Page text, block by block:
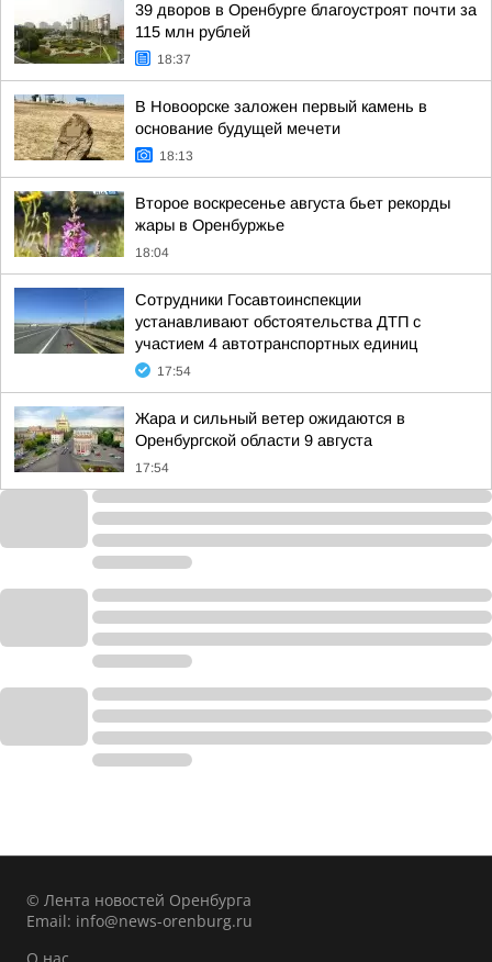
39 дворов в Оренбурге благоустроят почти за
115 млн рублей
18:37
В Новоорске заложен первый камень в
основание будущей мечети
18:13
Второе воскресенье августа бьет рекорды
жары в Оренбуржье
18:04
Сотрудники Госавтоинспекции
устанавливают обстоятельства ДТП с
участием 4 автотранспортных единиц
17:54
Жара и сильный ветер ожидаются в
Оренбургской области 9 августа
17:54
© Лента новостей Оренбурга
Email: info@news-orenburg.ru